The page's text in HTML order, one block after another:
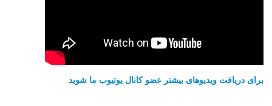
برای دریافت ویدیوهای بیشتر عضو کانال یوتیوب ما شوید